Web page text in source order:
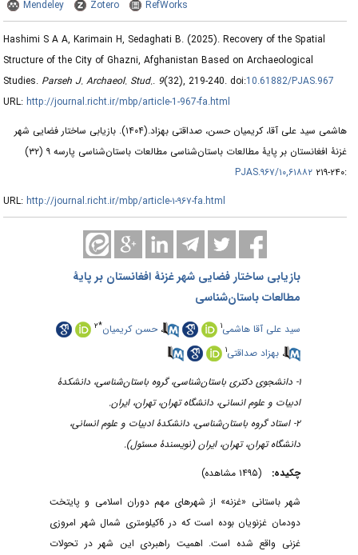
Mendeley
Zotero RefWorks
Hashimi S A A, Karimain H, Sedaghati B.(2025).Recovery of the Spatial
Structure of the City of Ghazni, Afghanistan Based on Archaeological
Studies.Parseh J. Archaeol. Stud..9(32), 219-240. doi:10.61882/PJAS.967
URL:http://journal.richt.ir/mbp/article-1-967-fa.html
هاشمی سید علی آقا، کریمیان حسن، صداقتی بهزاد.(۱۴۰۴).
بازیابی ساختار فضایی شهر
غزنۀ افغانستان بر پایۀ مطالعات باستان‌شناسی مطالعات باستان‌شناسی پارسه ۹ (۳۲)
۱۰,۶۱۸۸۲/PJAS.۹۶۷
URL:http://journal.richt.ir/mbp/article-۱-۹۶۷-fa.html
بازیابی ساختار فضایی شهر غزنۀ افغانستان بر پایۀ
مطالعات باستان‌شناسی
سید علی آقا هاشمی ،حسن کریمیان*۲
،بهزاد صداقتی۱
۱- دانشجوی دکتری باستان‌شناسی، گروه باستان‌شناسی، دانشکدۀ
ادبیات و علوم انسانی، دانشگاه تهران، تهران، ایران.
۲- استاد گروه باستان‌شناسی، دانشکدۀ ادبیات و علوم انسانی،
دانشگاه تهران، تهران، ایران (نویسندۀ مسئول).
چکیده:
شهر باستانی «غزنه» از شهرهای مهم دوران اسلامی و پایتخت
دودمان غزنویان بوده است که در 6کیلومتری شمال شهر امروزی
غزنی واقع شده است. اهمیت راهبردی این شهر در تحولات